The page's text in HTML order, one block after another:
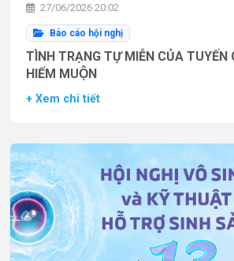
27/06/2026 20:02
Báo cáo hội nghị
TÌNH TRẠNG TỰ MIỄN CỦA TUYẾN
HIẾM MUỘN
+ Xem chi tiết